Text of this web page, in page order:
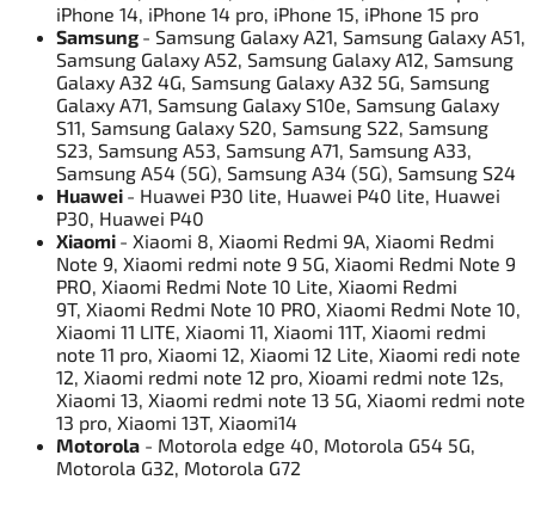
iPhone 14, iPhone 14 pro, iPhone 15, iPhone 15 pro
Samsung - Samsung Galaxy A21, Samsung Galaxy A51,
Samsung Galaxy A52, Samsung Galaxy A12, Samsung
Galaxy A32 4G, Samsung Galaxy A32 5G, Samsung
Galaxy A71, Samsung Galaxy S10e, Samsung Galaxy
S11, Samsung Galaxy S20, Samsung S22, Samsung
S23, Samsung A53, Samsung A71, Samsung A33,
Samsung A54 (5G), Samsung A34 (5G), Samsung S24
Huawei - Huawei P30 lite, Huawei P40 lite, Huawei
P30, Huawei P40
Xiaomi - Xiaomi 8, Xiaomi Redmi 9A, Xiaomi Redmi
Note 9, Xiaomi redmi note 9 5G, Xiaomi Redmi Note 9
PRO, Xiaomi Redmi Note 10 Lite, Xiaomi Redmi
9T, Xiaomi Redmi Note 10 PRO, Xiaomi Redmi Note 10,
Xiaomi 11 LITE, Xiaomi 11, Xiaomi 11T, Xiaomi redmi
note 11 pro, Xiaomi 12, Xiaomi 12 Lite, Xiaomi redi note
12, Xiaomi redmi note 12 pro, Xioami redmi note 12s,
Xiaomi 13, Xiaomi redmi note 13 5G, Xiaomi redmi note
13 pro, Xiaomi 13T, Xiaomi14
Motorola - Motorola edge 40, Motorola G54 5G,
Motorola G32, Motorola G72